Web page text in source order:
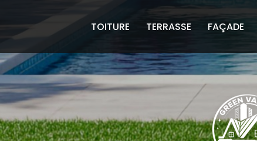
contenu
TOITURE
TERRASSE FAÇADE